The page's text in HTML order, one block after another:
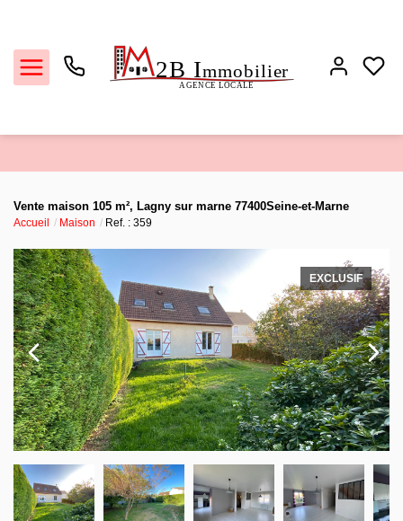
Locations
Estimation
Biens vendus
L'agence
Contact
Vente maison 105 m², Lagny sur marne 77400Seine-et-Marne
Accueil Maison Ref. : 359
EXCLUSIF